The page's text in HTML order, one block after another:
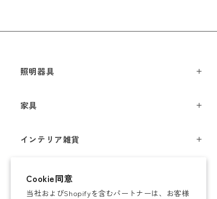
Cookie同意
当社およびShopifyを含むパートナーは、お客様
照明器具
シーリングライト
テーブルライト
ブラケットライト
家具
チェア
ソファ / ベンチ
インテリア雑貨
オブジェ
掛時計
即納商品
即納商品